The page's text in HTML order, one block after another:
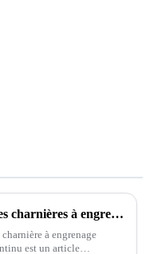
Les charnières à engrenage continu d'une quantité de 800 ont toutes été emballées et attendent la livraison.
à engrenage
est un article